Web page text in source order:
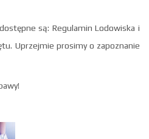
są: Regulamin Lodowiska i
Uprzejmie prosimy o zapoznanie